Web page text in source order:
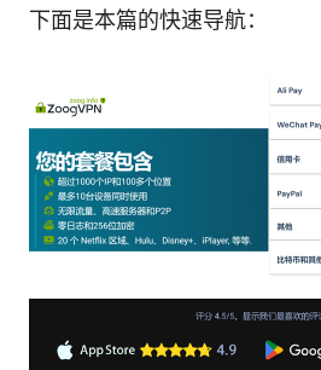
下面是本篇的快速导航：